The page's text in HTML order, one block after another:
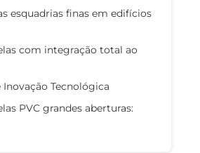
esquadrias finas em edifícios
com integração total ao
Inovação Tecnológica
PVC grandes aberturas: